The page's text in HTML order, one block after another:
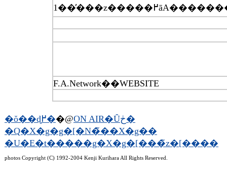
F.A.Network��WEBSITE
�ŏ��ɖ߂��@
ON AIR�Ȗڂ�
�Q�X�g�g�[�N�̃��X�g��
�U�E�t�����g�X�g�[���̃z�[����
photos Copyright (C) 1992-2004 Kenji Kurihara All Rights Reserved.